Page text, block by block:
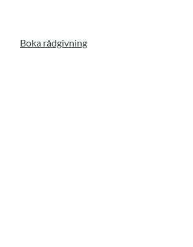
Boka rådgivning